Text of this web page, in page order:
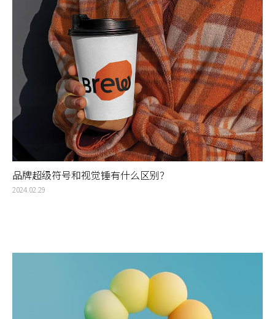
品牌超级符号和视觉锤有什么区别？
2024.02.29